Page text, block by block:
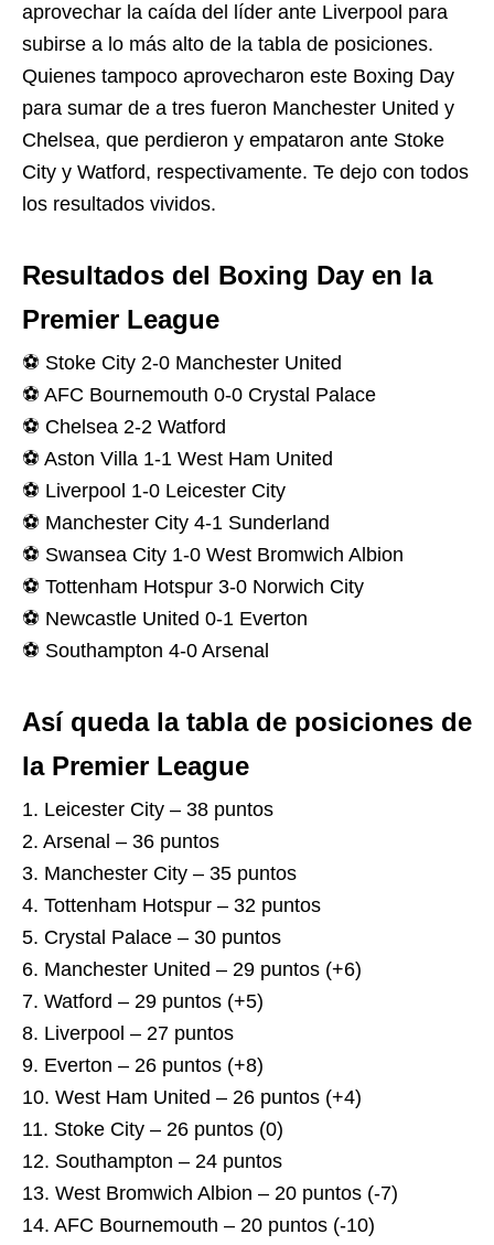
aprovechar la caída del líder ante Liverpool para
subirse a lo más alto de la tabla de posiciones.
Quienes tampoco aprovecharon este Boxing Day
para sumar de a tres fueron Manchester United y
Chelsea, que perdieron y empataron ante Stoke
City y Watford, respectivamente. Te dejo con todos
los resultados vividos.
Resultados del Boxing Day en la
Premier League
⚽ Stoke City 2-0 Manchester United
⚽ AFC Bournemouth 0-0 Crystal Palace
⚽ Chelsea 2-2 Watford
⚽ Aston Villa 1-1 West Ham United
⚽ Liverpool 1-0 Leicester City
⚽ Manchester City 4-1 Sunderland
⚽ Swansea City 1-0 West Bromwich Albion
⚽ Tottenham Hotspur 3-0 Norwich City
⚽ Newcastle United 0-1 Everton
⚽ Southampton 4-0 Arsenal
Así queda la tabla de posiciones de
la Premier League
1. Leicester City – 38 puntos
2. Arsenal – 36 puntos
3. Manchester City – 35 puntos
4. Tottenham Hotspur – 32 puntos
5. Crystal Palace – 30 puntos
6. Manchester United – 29 puntos (+6)
7. Watford – 29 puntos (+5)
8. Liverpool – 27 puntos
9. Everton – 26 puntos (+8)
10. West Ham United – 26 puntos (+4)
11. Stoke City – 26 puntos (0)
12. Southampton – 24 puntos
13. West Bromwich Albion – 20 puntos (-7)
14. AFC Bournemouth – 20 puntos (-10)